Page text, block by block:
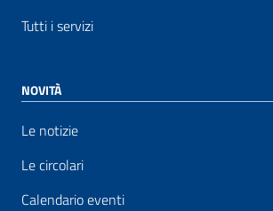
Tutti i servizi
NOVITÀ
Le notizie
Le circolari
Calendario eventi